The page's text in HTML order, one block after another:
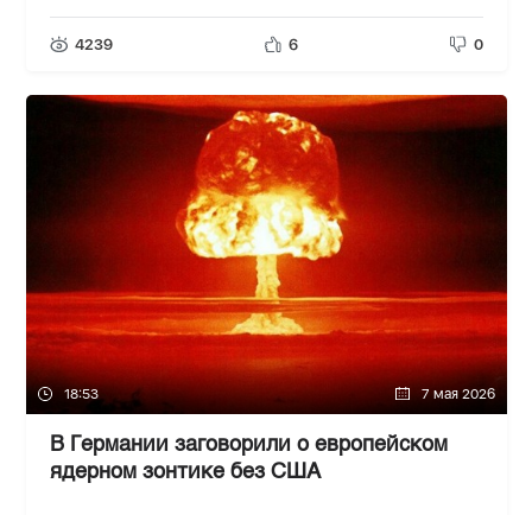
4239 6 0
18:53 7 мая 2026
В Германии заговорили о европейском
ядерном зонтике без США